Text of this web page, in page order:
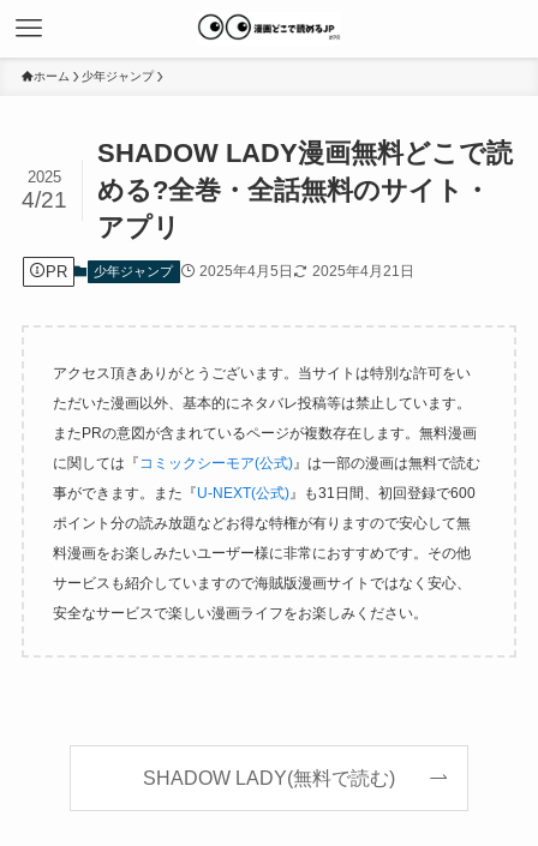
ホーム 少年ジャンプ
SHADOW LADY漫画無料どこで読
める?全巻・全話無料のサイト・
アプリ
2025
4/21
PR 少年ジャンプ 2025年4月5日 2025年4月21日
アクセス頂きありがとうございます。当サイトは特別な許可をい
ただいた漫画以外、基本的にネタバレ投稿等は禁止しています。
またPRの意図が含まれているページが複数存在します。無料漫画
に関しては『コミックシーモア(公式)』は一部の漫画は無料で読む
事ができます。また『U-NEXT(公式)』も31日間、初回登録で600
ポイント分の読み放題などお得な特権が有りますので安心して無
料漫画をお楽しみたいユーザー様に非常におすすめです。その他
サービスも紹介していますので海賊版漫画サイトではなく安心、
安全なサービスで楽しい漫画ライフをお楽しみください。
SHADOW LADY(無料で読む)